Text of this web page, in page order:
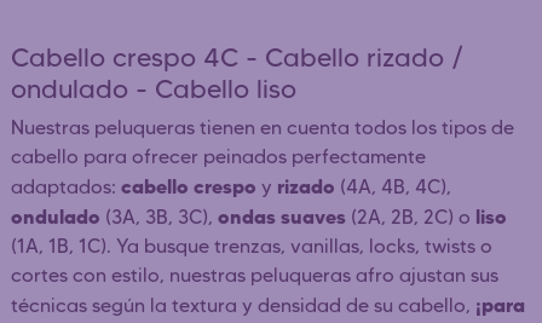
Cabello crespo 4C - Cabello rizado /
ondulado - Cabello liso
Nuestras peluqueras tienen en cuenta todos los tipos de
cabello para ofrecer peinados perfectamente
adaptados: cabello crespo y rizado (4A, 4B, 4C),
ondulado (3A, 3B, 3C), ondas suaves (2A, 2B, 2C) o liso
(1A, 1B, 1C). Ya busque trenzas, vanillas, locks, twists o
cortes con estilo, nuestras peluqueras afro ajustan sus
técnicas según la textura y densidad de su cabello, ¡para